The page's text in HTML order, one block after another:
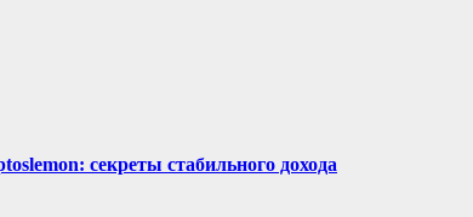
секреты стабильного дохода